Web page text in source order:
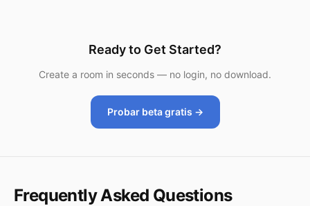
Ready to Get Started?
Create a room in seconds — no login, no download.
Probar beta gratis →
Frequently Asked Questions